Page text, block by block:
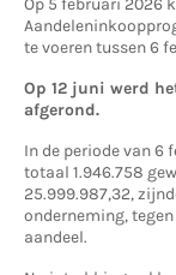
Op 5 februari 2026
te voeren tussen 6
Op 12 juni werd
afgerond.
In de periode van 6
totaal 1.946.758
25.999.987,32,
onderneming,
aandeel.